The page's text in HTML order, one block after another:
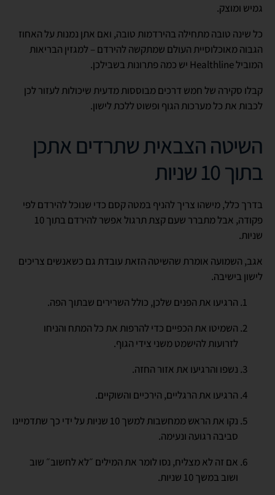
גמיש ומוצק.
כל שינה טובה מתחילה בהירדמות טובה, ואם אתן נמנות על האחוז
הגבוה מאוכלוסיית העולם שמתקשה להירדם – למגזין הבריאות
המוביל Healthline יש כמה פתרונות בשבילכן.
קבלו סקירה של חמש דרכים מבוססות מדעית שיכולות לעזור לכן
לכבות את כל מערכות הגוף ופשוט ללכת לישון.
השיטה הצבאית שתרדים אתכן
בתוך 10 שניות
בדרך כלל, מישהו צריך להניף במטה קסם כדי שנוכל להירדם לפי
פקודה, אבל מתברר שעם קצת תרגול אפשר להירדם בתוך 10
שניות.
אגב, השמועה אומרת שהשיטה הזאת עובדת גם כשאנשים צריכים
לישון בישיבה.
הרגיעו את הפנים שלכן, כולל השרירים שבתוך הפה.
השמיטו את הכפיים כדי להרפות את כל המתח והניחו
לזרועות להישמט משני צידי הגוף.
נשפו והרגיעו את אזור החזה.
הרגיעו את הרגליים, הירכיים והשוקיים.
נקו את הראש ממחשבות למשך 10 שניות על ידי כך שתדמיינו
סביבה רגועה ונעימה.
אם זה לא מצליח, נסו לומר את המילים ״לא לחשוב״ שוב
ושוב במשך 10 שניות.